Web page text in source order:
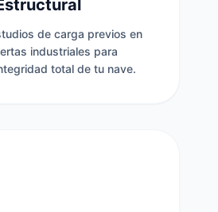
de carga previos en
industriales para
total de tu nave.